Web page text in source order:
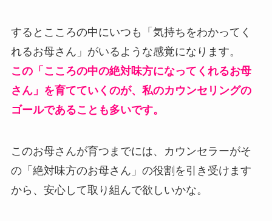
するとこころの中にいつも「気持ちをわかってく
れるお母さん」がいるような感覚になります。
この「こころの中の絶対味方になってくれるお母
さん」を育てていくのが、私のカウンセリングの
ゴールであることも多いです。
このお母さんが育つまでには、カウンセラーがそ
の「絶対味方のお母さん」の役割を引き受けます
から、安心して取り組んで欲しいかな。